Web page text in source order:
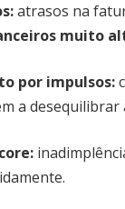
atrasos na
muito
por impulsos:
a desequilibrar